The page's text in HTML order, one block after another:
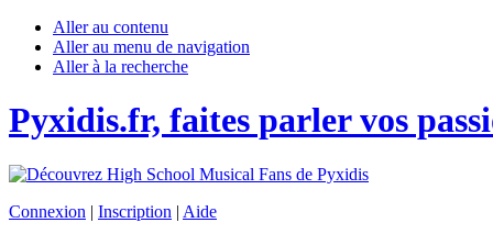
Aller au contenu
Aller au menu de navigation
Aller à la recherche
Pyxidis.fr, faites parler vos
Connexion | Inscription | Aide